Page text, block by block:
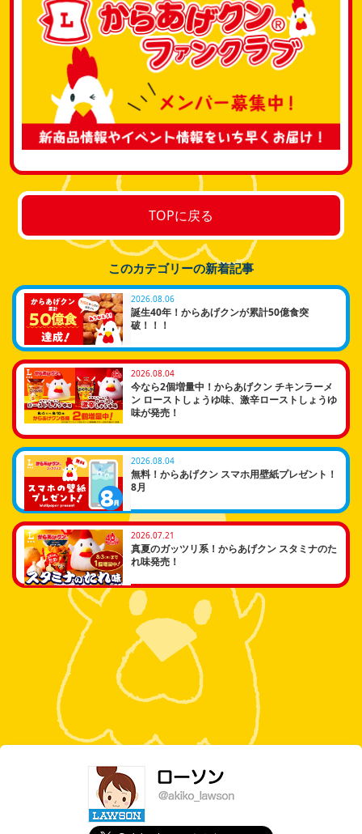
TOPに戻る
このカテゴリーの新着記事
2026.08.06
誕生40年！からあげクンが累計50億食突
破！！！
2026.08.04
今なら2個増量中！からあげクン チキンラーメ
ン ローストしょうゆ味、激辛ローストしょうゆ
味が発売！
2026.08.04
無料！からあげクン スマホ用壁紙プレゼント！
8月
2026.07.21
真夏のガッツリ系！からあげクン スタミナのた
れ味発売！